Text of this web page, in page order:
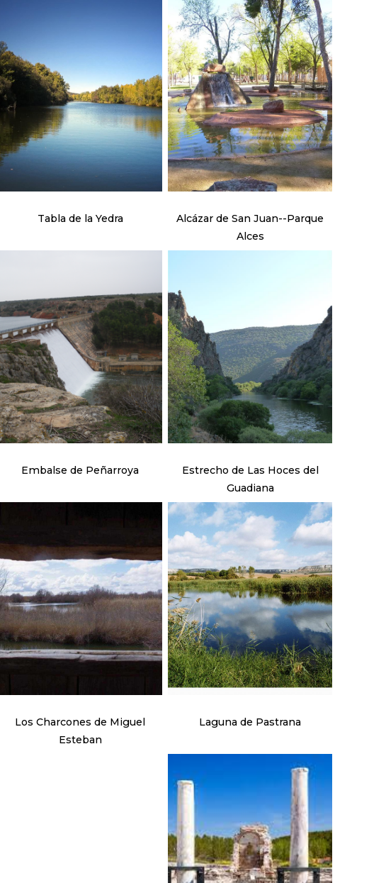
Tabla de la Yedra
Alcázar de San Juan--Parque
Alces
Embalse de Peñarroya
Estrecho de Las Hoces del
Guadiana
Los Charcones de Miguel
Esteban
Laguna de Pastrana